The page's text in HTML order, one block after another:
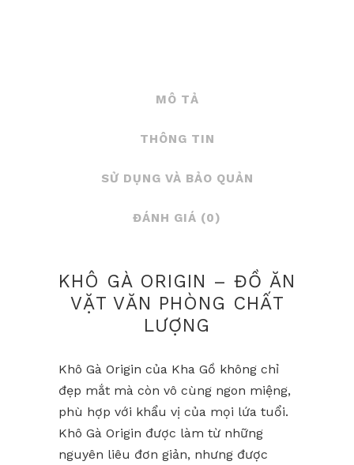
MÔ TẢ
THÔNG TIN
SỬ DỤNG VÀ BẢO QUẢN
ĐÁNH GIÁ (0)
KHÔ GÀ ORIGIN – ĐỒ ĂN
VẶT VĂN PHÒNG CHẤT
LƯỢNG
Khô Gà Origin của Kha Gồ không chỉ
đẹp mắt mà còn vô cùng ngon miệng,
phù hợp với khẩu vị của mọi lứa tuổi.
Khô Gà Origin được làm từ những
nguyên liêu đơn giản, nhưng được